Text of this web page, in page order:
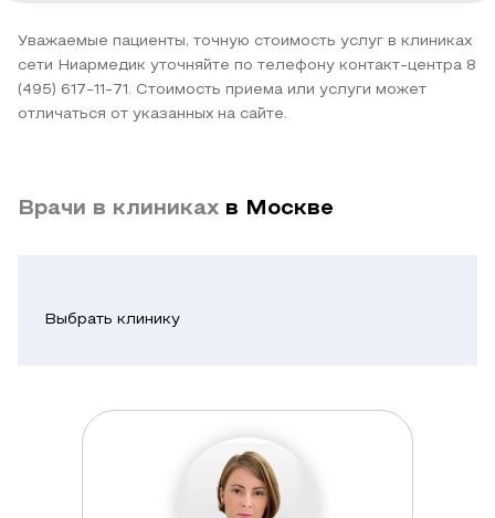
Уважаемые пациенты, точную стоимость услуг в клиниках
сети Ниармедик уточняйте по телефону контакт-центра 8
(495) 617-11-71. Стоимость приема или услуги может
отличаться от указанных на сайте.
Врачи в клиниках в Москве
Выбрать клинику